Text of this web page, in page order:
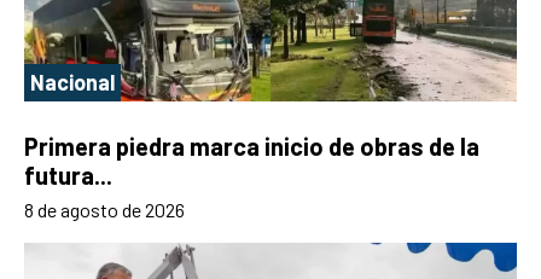
Nacional
Primera piedra marca inicio de obras de la
futura...
8 de agosto de 2026